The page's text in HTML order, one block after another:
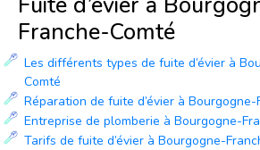
Franche-Comté
Les différents types de fuite d’évier à
Comté
Réparation de fuite d’évier à
Entreprise de plomberie à Bourgogne-
Tarifs de fuite d’évier à Bourgogne-